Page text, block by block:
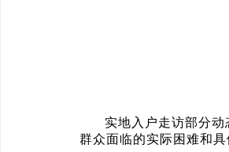
实地入户走访部分
群众面临的实际困难和